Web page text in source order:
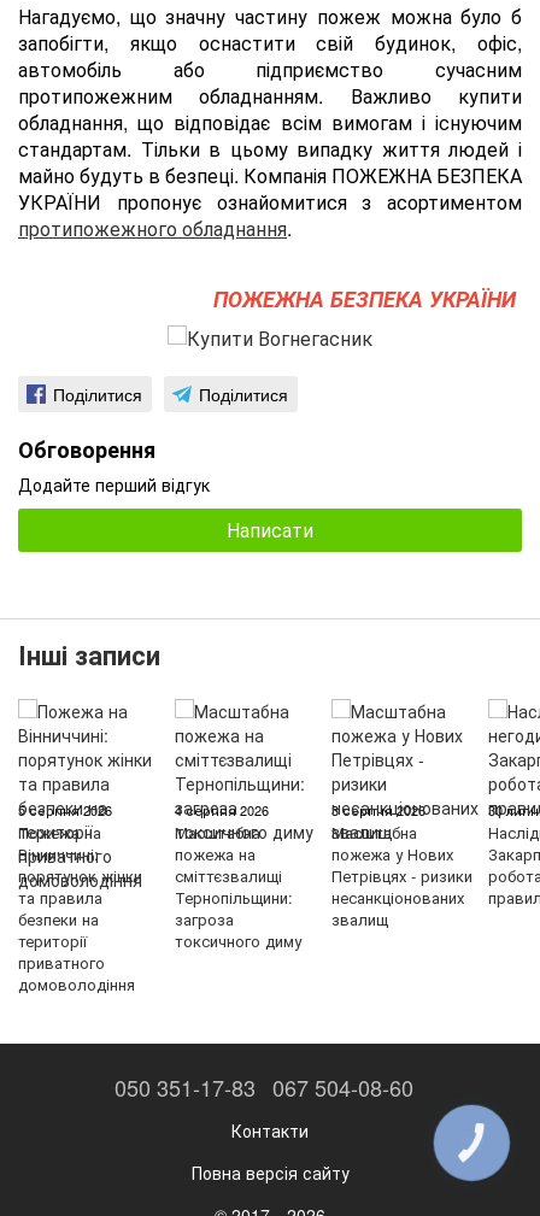
Нагадуємо, що значну частину пожеж можна було б
запобігти, якщо оснастити свій будинок, офіс,
автомобіль або підприємство сучасним
протипожежним обладнанням. Важливо купити
обладнання, що відповідає всім вимогам і існуючим
стандартам. Тільки в цьому випадку життя людей і
майно будуть в безпеці. Компанія ПОЖЕЖНА БЕЗПЕКА
УКРАЇНИ пропонує ознайомитися з асортиментом
протипожежного обладнання.
ПОЖЕЖНА БЕЗПЕКА УКРАЇНИ
Поділитися Поділитися
Обговорення
Додайте перший відгук
Написати
Інші записи
5 серпня 2026
Пожежа на
Вінниччині:
порятунок жінки
та правила
безпеки на
території
приватного
домоволодіння
4 серпня 2026
Масштабна
пожежа на
сміттєзвалищі
Тернопільщини:
загроза
токсичного диму
3 серпня 2026
Масштабна
пожежа у Нових
Петрівцях - ризики
несанкціонованих
звалищ
30
050 351-17-83 067 504-08-60
Контакти
Повна версія сайту
КНОПКА
ЗВ'ЯЗКУ